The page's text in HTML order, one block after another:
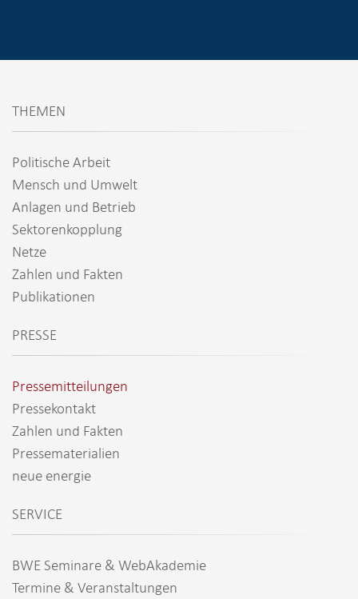
THEMEN
Politische Arbeit
Mensch und Umwelt
Anlagen und Betrieb
Sektorenkopplung
Netze
Zahlen und Fakten
Publikationen
PRESSE
Pressemitteilungen
Pressekontakt
Zahlen und Fakten
Pressematerialien
neue energie
SERVICE
BWE Seminare & WebAkademie
Termine & Veranstaltungen